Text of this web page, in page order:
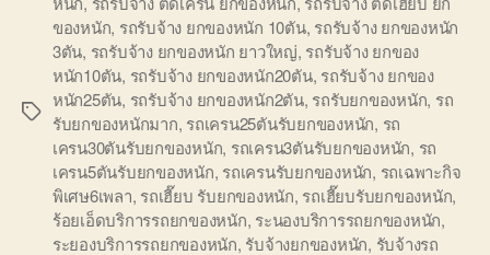
Tags
ของหนัก, รถรับจ้าง ยกของหนัก 10ตัน, รถรับจ้าง ยกของหนัก
3ตัน, รถรับจ้าง ยกของหนัก ยาวใหญ่, รถรับจ้าง ยกของ
หนัก10ตัน, รถรับจ้าง ยกของหนัก20ตัน, รถรับจ้าง ยกของ
หนัก25ตัน, รถรับจ้าง ยกของหนัก2ตัน, รถรับยกของหนัก, รถ
รับยกของหนักมาก, รถเครน25ตันรับยกของหนัก, รถ
เครน30ตันรับยกของหนัก, รถเครน3ตันรับยกของหนัก, รถ
เครน5ตันรับยกของหนัก, รถเครนรับยกของหนัก, รถเฉพาะกิจ
พิเศษ6เพลา, รถเฮี๊ยบ รับยกของหนัก, รถเฮี๊ยบรับยกของหนัก,
ร้อยเอ็ดบริการรถยกของหนัก, ระนองบริการรถยกของหนัก,
ระยองบริการรถยกของหนัก, รับจ้างยกของหนัก, รับจ้างรถ